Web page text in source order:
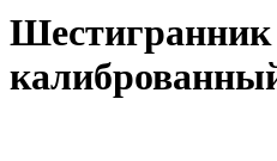
Шестигранник